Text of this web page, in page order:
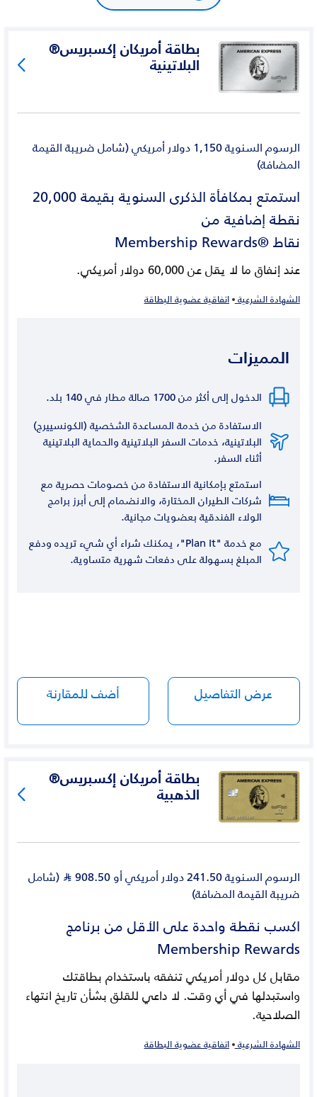
بطاقة أمريكان إكسبريس®
البلاتينية
الرسوم السنوية1,150 دولار أمريكي
(شامل ضريبة القيمة
المضافة)
استمتع بمكافأة الذكرى السنوية بقيمة 20,000
نقطة إضافية من
نقاط®Membership Rewards
عند إنفاق ما لا يقل عن 60,000 دولار أمريكي.
الشهادة الشرعية اتفاقية عضوية البطاقة
المميزات
الدخول إلى أكثر من 1700 صالة مطار في 140 بلد.
الاستفادة من خدمة المساعدة الشخصية (الكونسييرج)
البلاتينية، خدمات السفر البلاتينية والحماية البلاتينية
أثناء السفر.
استمتع بإمكانية الاستفادة من خصومات حصرية مع
شركات الطيران المختارة، والانضمام إلى أبرز برامج
الولاء الفندقية بعضويات مجانية.
مع خدمة "Plan It"، يمكنك شراء أي شيء تريده ودفع
المبلغ بسهولة على دفعات شهرية متساوية.
عرض التفاصيل أضف للمقارنة
بطاقة أمريكان إكسبريس®
الذهبية
الرسوم السنوية241.50 دولار أمريكي أو Ʀ 908.50
(شامل
ضريبة القيمة المضافة)
اكسب نقطة واحدة على الأقل من برنامج
Membership Rewards
مقابل كل دولار أمريكي تنفقه باستخدام بطاقتك
واستبدلها في أي وقت. لا داعي للقلق بشأن تاريخ انتهاء
الصلاحية.
الشهادة الشرعية اتفاقية عضوية البطاقة